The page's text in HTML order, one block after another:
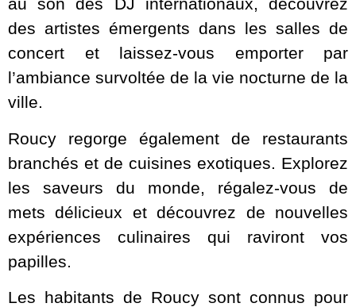
au son des DJ internationaux, découvrez
des artistes émergents dans les salles de
concert et laissez-vous emporter par
l’ambiance survoltée de la vie nocturne de la
ville.
Roucy regorge également de restaurants
branchés et de cuisines exotiques. Explorez
les saveurs du monde, régalez-vous de
mets délicieux et découvrez de nouvelles
expériences culinaires qui raviront vos
papilles.
Les habitants de Roucy sont connus pour